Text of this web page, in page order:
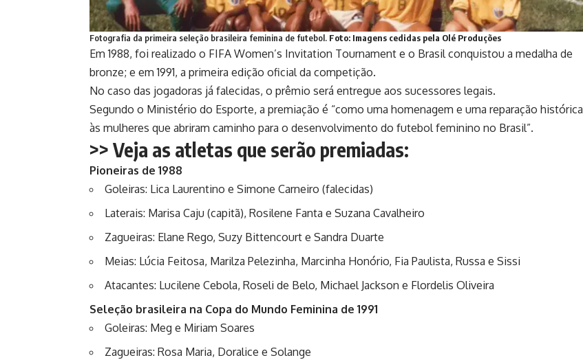
Fotografia da primeira seleção brasileira feminina de futebol. Foto: Imagens cedidas pela Olé Produções
Em 1988, foi realizado o FIFA Women’s Invitation Tournament e o Brasil conquistou a medalha de
bronze; e em 1991, a primeira edição oficial da competição.
No caso das jogadoras já falecidas, o prêmio será entregue aos sucessores legais.
Segundo o Ministério do Esporte, a premiação é “como uma homenagem e uma reparação histórica
às mulheres que abriram caminho para o desenvolvimento do futebol feminino no Brasil”.
>> Veja as atletas que serão premiadas:
Pioneiras de 1988
Goleiras: Lica Laurentino e Simone Carneiro (falecidas)
Laterais: Marisa Caju (capitã), Rosilene Fanta e Suzana Cavalheiro
Zagueiras: Elane Rego, Suzy Bittencourt e Sandra Duarte
Meias: Lúcia Feitosa, Marilza Pelezinha, Marcinha Honório, Fia Paulista, Russa e Sissi
Atacantes: Lucilene Cebola, Roseli de Belo, Michael Jackson e Flordelis Oliveira
Seleção brasileira na Copa do Mundo Feminina de 1991
Goleiras: Meg e Miriam Soares
Zagueiras: Rosa Maria, Doralice e Solange